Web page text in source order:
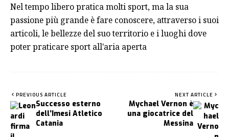
Nel tempo libero pratica molti sport, ma la sua
passione più grande è fare conoscere, attraverso i suoi
articoli, le bellezze del suo territorio e i luoghi dove
poter praticare sport all'aria aperta
PREVIOUS ARTICLE
Successo esterno
dell’Imesi Atletico
Catania
NEXT ARTICLE
Mychael Vernon è
una giocatrice del
Messina